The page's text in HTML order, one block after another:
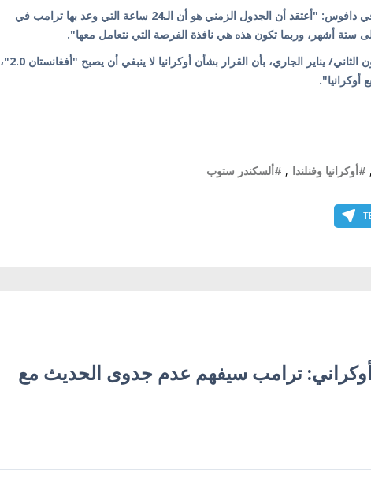
وقال ستوب في المنتدى الاقتصادي العالمي في دافوس: "أعتقد أن الجدول الزمني هو أن الـ24 ساعة التي وعد بها ترامب في
ستة أشهر، وربما تكون هذه هي نافذة الفرصة التي نتعامل معها".
وأضاف ستوب اليوم الأربعاء الموافق 22 كانون الثاني/ يناير الجاري، بأن القرار بشأن أوكرانيا لا ينبغي أن يصبح "أفغانستان 2.0"،
أوكرانيا".
, #أوكرانيا وفنلندا , #ألسكندر ستوب
ترامب سيفهم عدم جدوى الحديث مع